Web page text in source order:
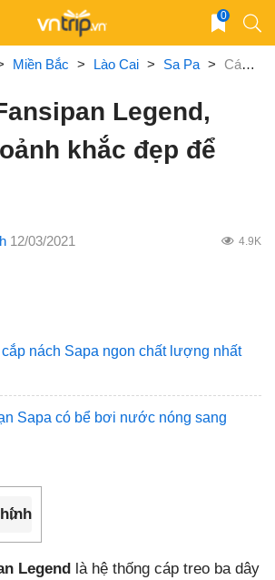
0
Miền Bắc > Lào Cai > Sa Pa > Cáp treo Fansipan Legend, những khoảnh khắc đẹp để đời
Legend,
khắc đẹp để
12/03/2021 4.9K
nách Sapa ngon chất lượng nhất
Sapa có bể bơi nước nóng sang
Legend là hệ thống cáp treo ba dây